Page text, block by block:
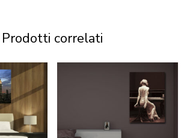
Prodotti correlati